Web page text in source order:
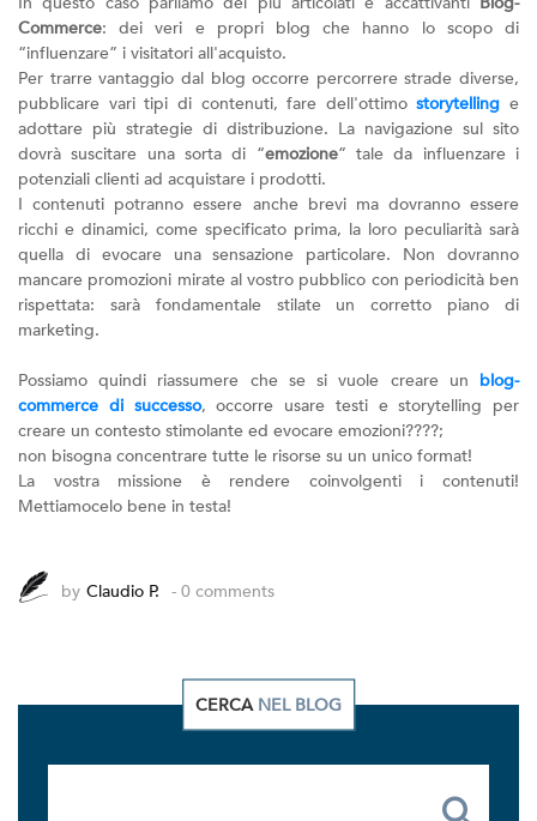
Commerce: dei veri e propri blog che hanno lo scopo di
“influenzare” i visitatori all'acquisto.
Per trarre vantaggio dal blog occorre percorrere strade diverse,
pubblicare vari tipi di contenuti, fare dell'ottimostorytelling e
adottare più strategie di distribuzione. La navigazione sul sito
dovrà suscitare una sorta di “emozione” tale da influenzare i
potenziali clienti ad acquistare i prodotti.
I contenuti potranno essere anche brevi ma dovranno essere
ricchi e dinamici, come specificato prima, la loro peculiarità sarà
quella di evocare una sensazione particolare. Non dovranno
mancare promozioni mirate al vostro pubblico con periodicità ben
rispettata: sarà fondamentale stilate un corretto piano di
marketing.
Possiamo quindi riassumere che se si vuole creare un blog-
commerce di successo, occorre usare testi e storytelling per
creare un contesto stimolante ed evocare emozioni????;
non bisogna concentrare tutte le risorse su un unico format!
La vostra missione è rendere coinvolgenti i contenuti!
Mettiamocelo bene in testa!
by Claudio P. - 0 comments
CERCA NEL BLOG